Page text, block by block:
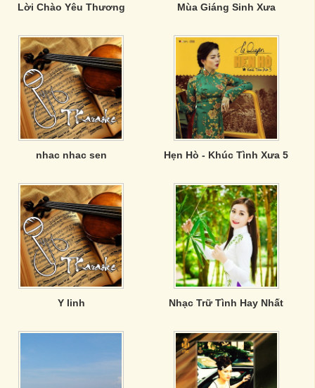
Lời Chào Yêu Thương Mùa Giáng Sinh Xưa
nhac nhac sen Hẹn Hò - Khúc Tình Xưa 5
Y linh Nhạc Trữ Tình Hay Nhất